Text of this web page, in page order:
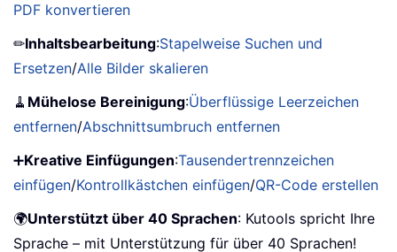
PDF konvertieren
✏Inhaltsbearbeitung:Stapelweise Suchen und
Ersetzen/Alle Bilder skalieren
🧹 Mühelose Bereinigung:Überflüssige Leerzeichen
entfernen/Abschnittsumbruch entfernen
➕Kreative Einfügungen:Tausendertrennzeichen
einfügen/Kontrollkästchen einfügen/QR-Code erstellen
🌍Unterstützt über 40 Sprachen: Kutools spricht Ihre
Sprache – mit Unterstützung für über 40 Sprachen!